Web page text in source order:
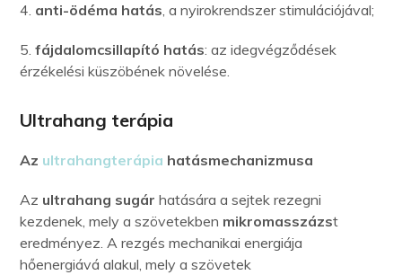
4. anti-ödéma hatás, a nyirokrendszer stimulációjával;
5.fájdalomcsillapító hatás: az idegvégződések
érzékelési küszöbének növelése.
Ultrahang terápia
Az ultrahangterápia hatásmechanizmusa
Az ultrahang sugár hatására a sejtek rezegni
kezdenek, mely a szövetekben mikromasszázst
eredményez. A rezgés mechanikai energiája
hőenergiává alakul, mely a szövetek